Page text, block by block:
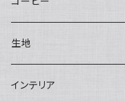
INSHUTI tote
Conference bag
One piece
Kids
Tie
Apron
Fashion
skirt
生地
インテリア